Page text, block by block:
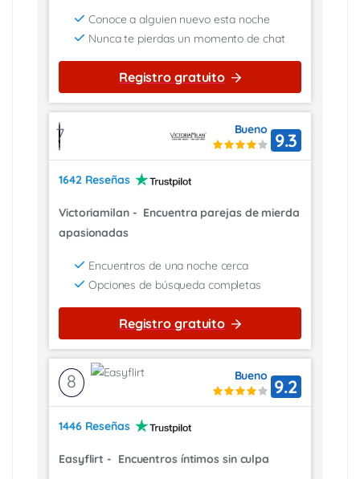
Conoce a alguien nuevo esta noche
Nunca te pierdas un momento de chat
Registro gratuito
7
1642 Reseñas
Victoriamilan - Encuentra parejas de mierda
apasionadas
Encuentros de una noche cerca
Opciones de búsqueda completas
Bueno 9.3
Registro gratuito
8
1446 Reseñas
Easyflirt- Encuentros íntimos sin culpa
Bueno 9.2